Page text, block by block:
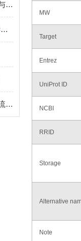
CWE小动物呼吸机的日常维护与保养指南
加拿大Acanthus Research化学试剂的作用与应用
了解CWE小动物呼吸机的操作流程与维护
MW
Target
Entrez
UniProt ID
NCBI
RRID
Storage
Alternative
Note